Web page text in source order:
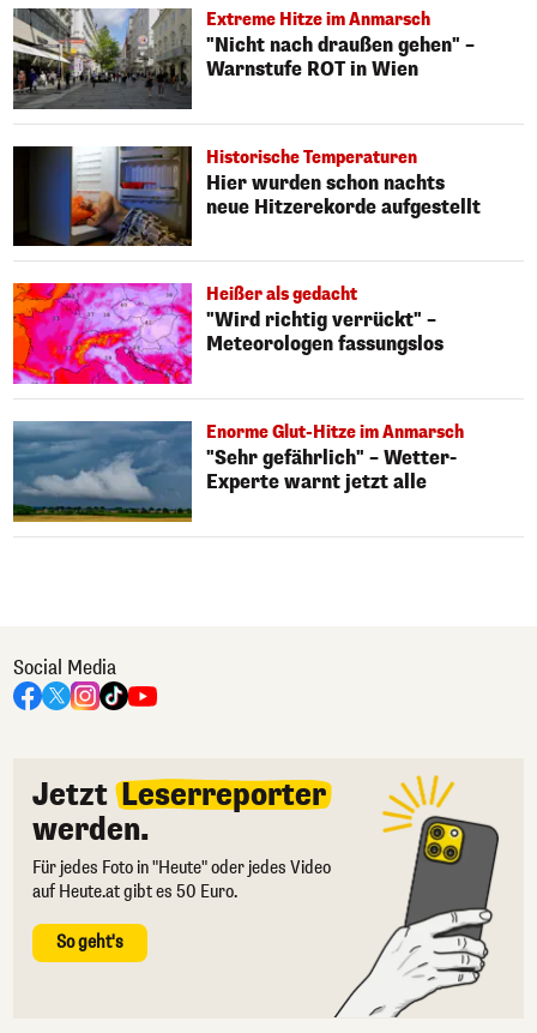
Extreme Hitze im Anmarsch
"Nicht nach draußen gehen" –
Warnstufe ROT in Wien
Historische Temperaturen
Hier wurden schon nachts
neue Hitzerekorde aufgestellt
Heißer als gedacht
"Wird richtig verrückt" –
Meteorologen fassungslos
Enorme Glut-Hitze im Anmarsch
"Sehr gefährlich" – Wetter-
Experte warnt jetzt alle
Social Media
Jetzt Leserreporter
werden.
Für jedes Foto in "Heute" oder jedes Video
auf Heute.at gibt es 50 Euro.
So geht's